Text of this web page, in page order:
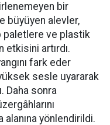
bir
büyüyen alevler,
paletlere ve plastik
etkisini artırdı.
fark eder
sesle uyararak
Daha sonra
alanına yönlendirildi.